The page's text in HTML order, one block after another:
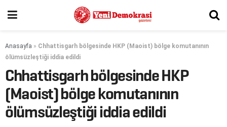
Anasayfa » Chhattisgarh bölgesinde HKP (Maoist) bölge komutanının
ölümsüzleştiği iddia edildi
Chhattisgarh bölgesinde HKP
(Maoist) bölge komutanının
ölümsüzleştiği iddia edildi